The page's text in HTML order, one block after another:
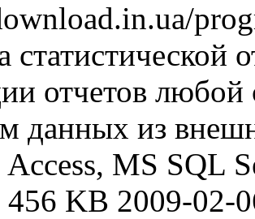
статистической
отчетов
данных из
MS SQL
456 KB 2009-02-